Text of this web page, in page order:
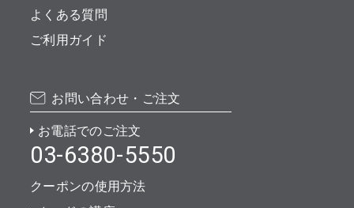
よくある質問
ご利用ガイド
お問い合わせ・ご注文
お電話でのご注文
03-6380-5550
クーポンの使用方法